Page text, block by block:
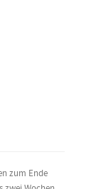
zum Ende